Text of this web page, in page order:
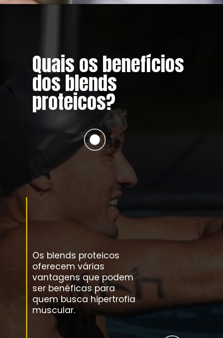
Os blends proteicos
oferecem várias
vantagens que podem
ser benéficas para
quem busca hipertrofia
muscular.
Quais os benefícios
dos blends
proteicos?